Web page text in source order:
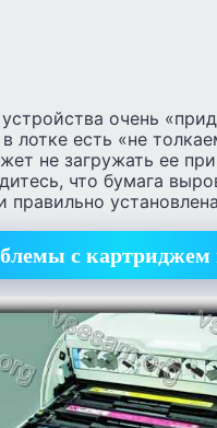
очень
лотке есть «не
не загружать ее
что бумага
правильно
с картриджем